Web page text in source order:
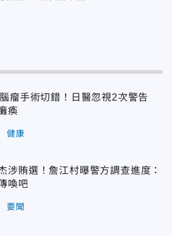
瘤手術切錯！日醫忽視2次警告
瘓
健康
涉賄選！詹江村曝警方調查進度：
喚吧
要聞